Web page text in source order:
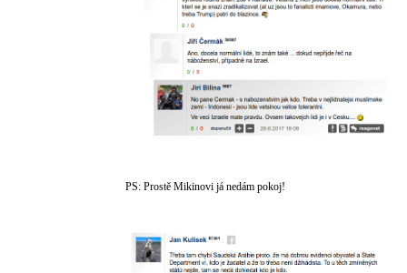
PS: Prostě Mikinovi já nedám pokoj!